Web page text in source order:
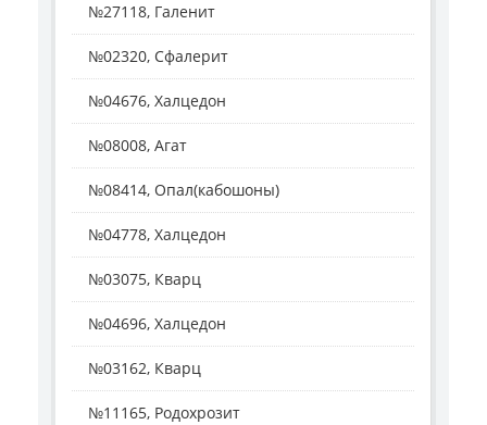
№27118, Галенит
№02320, Сфалерит
№04676, Халцедон
№08008, Агат
№08414, Опал(кабошоны)
№04778, Халцедон
№03075, Кварц
№04696, Халцедон
№03162, Кварц
№11165, Родохрозит